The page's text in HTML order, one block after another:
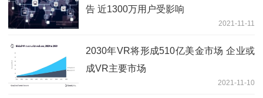
告 近1300万用户受影响
2021-11-11
2030年VR将形成510亿美金市场 企业或
成VR主要市场
2021-11-10